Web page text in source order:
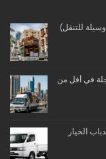
للتنقل)
في أقل من
الخيار